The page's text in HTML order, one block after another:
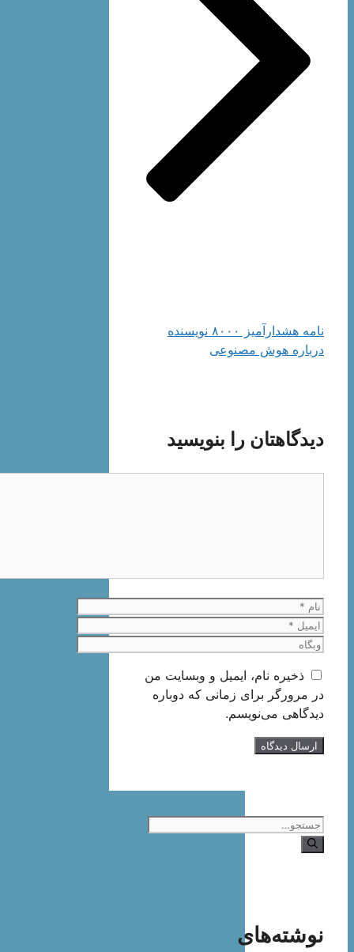
نامه هشدارآمیز ۸۰۰۰ نویسنده
درباره هوش مصنوعی
دیدگاهتان را بنویسید
نام
ایمیل
وبگاه
ذخیره نام، ایمیل و وبسایت من
در مرورگر برای زمانی که دوباره
دیدگاهی می‌نویسم.
جستجوی
نوشته‌های